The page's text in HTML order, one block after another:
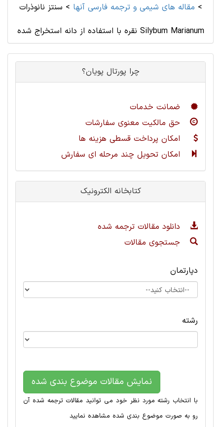
> مقاله های شيمی و ترجمه فارسی آنها > سنتز نانوذرات
نقره با استفاده از دانه استخراج شده Silybum Marianum
چرا پورتال پویان؟
ضمانت خدمات
حق مالکیت معنوی سفارشات
امکان پرداخت قسطی هزینه ها
امکان تحویل چند مرحله ای سفارش
کتابخانه الکترونیک
دانلود مقالات ترجمه شده
جستجوی مقالات
دپارتمان
رشته
نمایش مقالات موضوع بندی شده
با انتخاب رشته مورد نظر خود می توانید مقالات ترجمه شده آن
رو به صورت موضوع بندی شده مشاهده نمایید